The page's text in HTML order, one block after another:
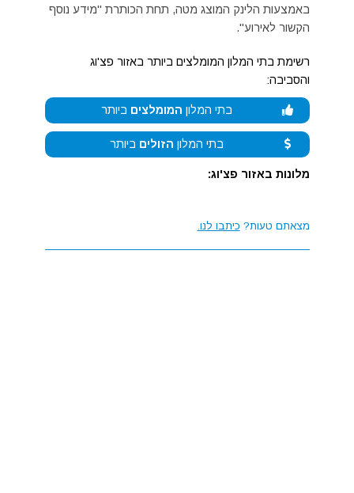
באמצעות הלינק המוצג מטה, תחת הכותרת "מידע נוסף
הקשור לאירוע".
רשימת בתי המלון המומלצים ביותר באזור פצ'וג
והסביבה:
בתי המלון המומלצים ביותר
בתי המלון הזולים ביותר
מלונות באזור פצ'וג:
מצאתם טעות? כיתבו לנו.